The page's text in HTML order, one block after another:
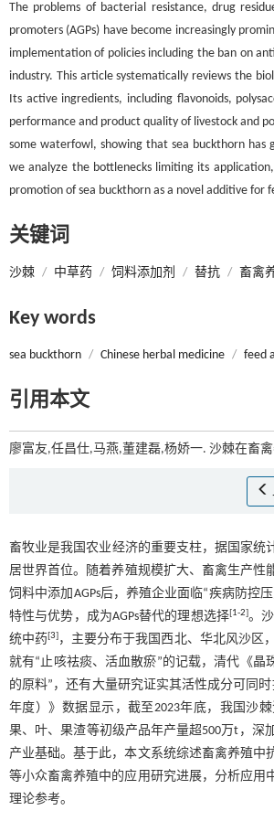
The problems of bacterial resistance, drug
promoters (AGPs) have become increasingly
implementation of policies including the ban on
industry. This article systematically reviews the
Its active ingredients, including flavonoids,
performance and product quality of livestock and
some waterfowl, showing that sea buckthorn has
we analyze the bottlenecks limiting its
promotion of sea buckthorn as a novel additive for
关键词
沙棘 / 中草药 / 饲料添加剂 / 替抗 / 畜禽
Key words
sea buckthorn / Chinese herbal medicine / feed
引用本文
廖富友,任昌仕,马燕,董建磊,杨娇一. 沙棘在畜
畜牧业是我国农业经济的重要支柱，据国家统
居世界首位。随着养殖规模扩大、畜禽生产性
饲料中添加AGPs后，养殖企业面临“疾病防控
特性与优势，成为AGPs替代的理想选择[1-2]。
统中药[3] ，主要分布于我国西北、华北风沙区
就有“止咳祛痰、活血散瘀”的记载，清代《晶
的原料”，还有大量研究证实其活性成分可同
年度）》数据显示，截至2023年底，我国沙
果、叶、果渣等初级产品年产量超500万t，深
产业基础。基于此，本文系统综述畜禽养殖
等小众畜禽养殖中的应用研究进展，分析应
理论参考。